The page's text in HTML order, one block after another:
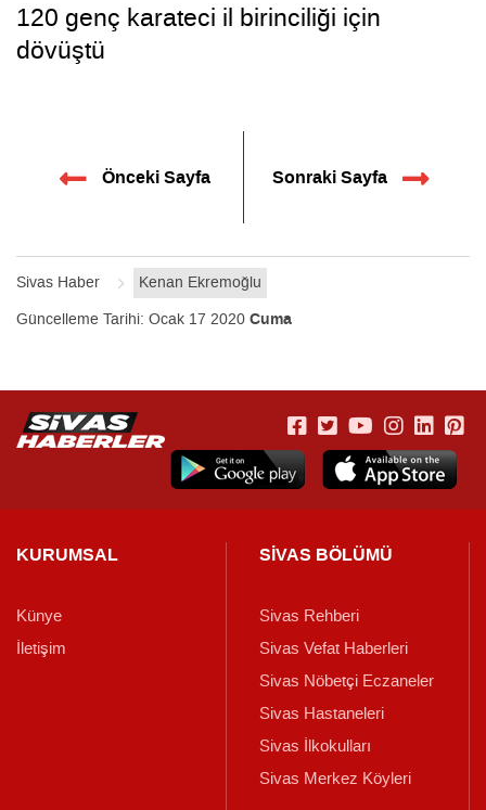
Sivas Haber
Kenan Ekremoğlu
Güncelleme Tarihi: Ocak 17 2020 Cuma
120 genç karateci il birinciliği için
dövüştü
Önceki Sayfa Sonraki Sayfa
KURUMSAL
Künye
İletişim
SİVAS BÖLÜMÜ
Sivas Rehberi
Sivas Vefat Haberleri
Sivas Nöbetçi Eczaneler
Sivas Hastaneleri
Sivas İlkokulları
Sivas Merkez Köyleri